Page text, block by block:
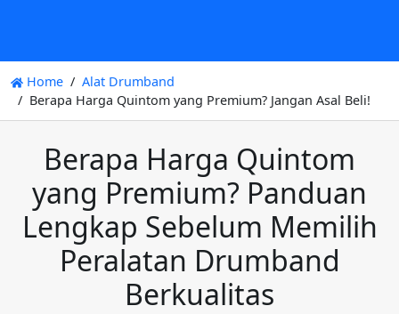
Home
Alat Drumband
Berapa Harga Quintom yang Premium? Jangan Asal Beli!
Berapa Harga Quintom
yang Premium? Panduan
Lengkap Sebelum Memilih
Peralatan Drumband
Berkualitas